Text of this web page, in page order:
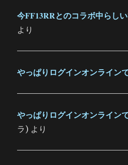
今FF13RRとのコラボ中らしい
より
やっぱりログインオンライン
やっぱりログインオンライン
ラ) より